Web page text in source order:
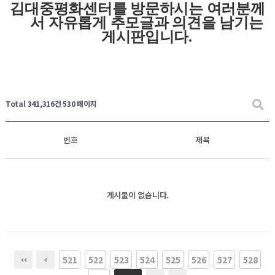
김대중평화센터를 방문하시는 여러분께
서 자유롭게 추모글과의견을 남기는
게시판입니다.
Total 341,316건530 페이지
번호 제목
게시물이 없습니다.
521 522 523 524 525 526 527
528